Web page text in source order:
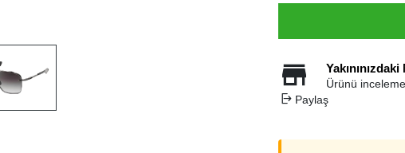
Ürünü
Paylaş